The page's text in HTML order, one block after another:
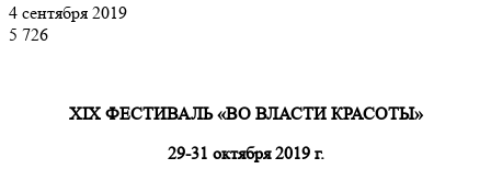
4 сентября 2019
5 726
XIX ФЕСТИВАЛЬ «ВО ВЛАСТИ КРАСОТЫ»
29-31 октября 2019 г.